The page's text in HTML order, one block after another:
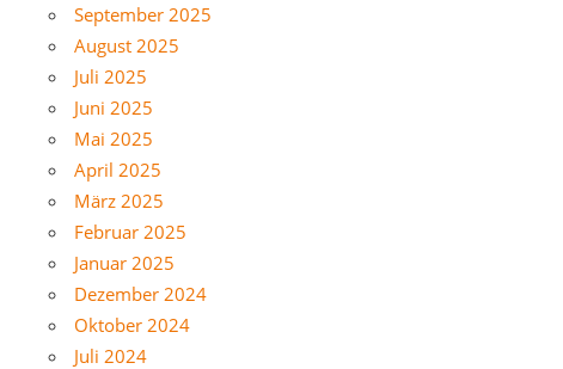
September 2025
August 2025
Juli 2025
Juni 2025
Mai 2025
April 2025
März 2025
Februar 2025
Januar 2025
Dezember 2024
Oktober 2024
Juli 2024